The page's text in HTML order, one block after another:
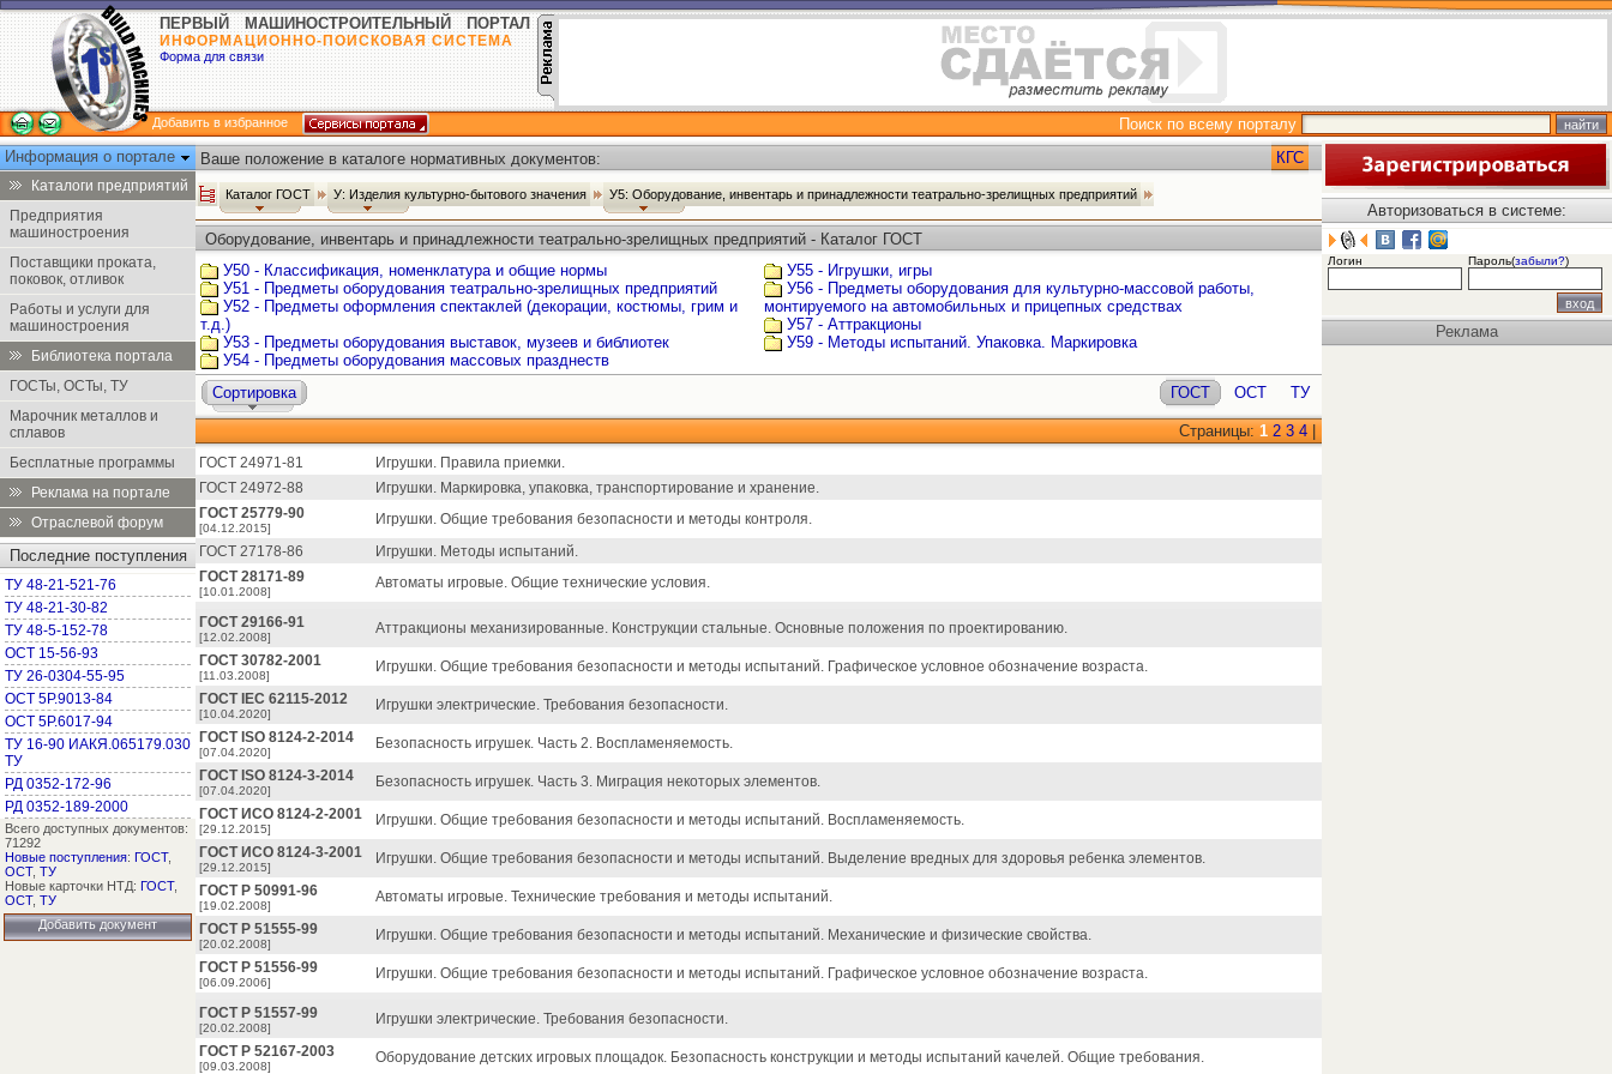
ПЕРВЫЙ МАШИНОСТРОИТЕЛЬНЫЙ ПОРТАЛ
ИНФОРМАЦИОННО-ПОИСКОВАЯ СИСТЕМА
Форма для связи
Добавить в избранное
Поиск по всему порталу
Информация о портале
Каталоги предприятий
Предприятия
машиностроения
Поставщики проката,
поковок, отливок
Работы и услуги для
машиностроения
Библиотека портала
ГОСТы, ОСТы, ТУ
Марочник металлов и
сплавов
Бесплатные программы
Реклама на портале
Отраслевой форум
Последние поступления
ТУ 48-21-521-76
ТУ 48-21-30-82
ТУ 48-5-152-78
ОСТ 15-56-93
ТУ 26-0304-55-95
ОСТ 5Р.9013-84
ОСТ 5Р.6017-94
ТУ 16-90 ИАКЯ.065179.030
ТУ
РД 0352-172-96
РД 0352-189-2000
Всего доступных документов:
71292
Новые поступления: ГОСТ,
ОСТ, ТУ
Новые карточки НТД: ГОСТ,
ОСТ, ТУ
Добавить документ
Ваше положение в каталоге нормативных документов: КГС
Каталог ГОСТ У: Изделия культурно-бытового значения У5: Оборудование, инвентарь и принадлежности театрально-зрелищных предприятий
Оборудование, инвентарь и принадлежности театрально-зрелищных предприятий - Каталог ГОСТ
У50 - Классификация, номенклатура и общие нормы
У51 - Предметы оборудования театрально-зрелищных предприятий
У52 - Предметы оформления спектаклей (декорации, костюмы, грим и
т.д.)
У53 - Предметы оборудования выставок, музеев и библиотек
У54 - Предметы оборудования массовых празднеств
У55 - Игрушки, игры
У56 - Предметы оборудования для культурно-массовой работы,
монтируемого на автомобильных и прицепных средствах
У57 - Аттракционы
У59 - Методы испытаний. Упаковка. Маркировка
Сортировка ГОСТ ОСТ ТУ
Страницы: 1 2 3 4
ГОСТ 24971-81
Игрушки. Правила приемки.
ГОСТ 24972-88
Игрушки. Маркировка, упаковка, транспортирование и хранение.
ГОСТ 25779-90
[04.12.2015]
Игрушки. Общие требования безопасности и методы контроля.
ГОСТ 27178-86
Игрушки. Методы испытаний.
ГОСТ 28171-89
[10.01.2008]
Автоматы игровые. Общие технические условия.
ГОСТ 29166-91
[12.02.2008]
Аттракционы механизированные. Конструкции стальные. Основные положения по проектированию.
ГОСТ 30782-2001
[11.03.2008]
Игрушки. Общие требования безопасности и методы испытаний. Графическое условное обозначение возраста.
ГОСТ IEC 62115-2012
[10.04.2020]
Игрушки электрические. Требования безопасности.
ГОСТ ISO 8124-2-2014
[07.04.2020]
Безопасность игрушек. Часть 2. Воспламеняемость.
ГОСТ ISO 8124-3-2014
[07.04.2020]
Безопасность игрушек. Часть 3. Миграция некоторых элементов.
ГОСТ ИСО 8124-2-2001
[29.12.2015]
Игрушки. Общие требования безопасности и методы испытаний. Воспламеняемость.
ГОСТ ИСО 8124-3-2001
[29.12.2015]
Игрушки. Общие требования безопасности и методы испытаний. Выделение вредных для здоровья ребенка элементов.
ГОСТ Р 50991-96
[19.02.2008]
Автоматы игровые. Технические требования и методы испытаний.
ГОСТ Р 51555-99
[20.02.2008]
Игрушки. Общие требования безопасности и методы испытаний. Механические и физические свойства.
ГОСТ Р 51556-99
[06.09.2006]
Игрушки. Общие требования безопасности и методы испытаний. Графическое условное обозначение возраста.
ГОСТ Р 51557-99
[20.02.2008]
Игрушки электрические. Требования безопасности.
ГОСТ Р 52167-2003
[09.03.2008]
Оборудование детских игровых площадок. Безопасность конструкции и методы испытаний качелей. Общие требования.
Авторизоваться в системе:
Логин Пароль(забыли?)
Реклама